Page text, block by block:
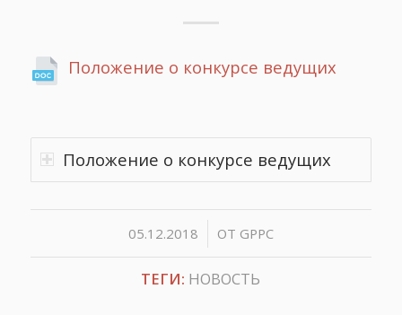
Положение о конкурсе ведущих
Положение о конкурсе ведущих
05.12.2018
/ ОТ GPPC
ТЕГИ: НОВОСТЬ